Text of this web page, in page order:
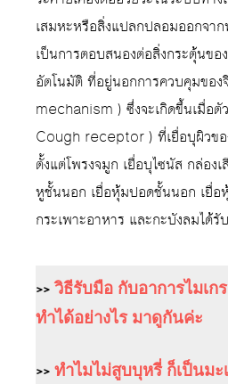
เสมหะหรือสิ่งแปลกปลอมออกจาก
เป็นการตอบสนองต่อสิ่งกระตุ้นขอ
อัตโนมัติ ที่อยู่นอกการควบคุมขอ
mechanism ) ซึ่งจะเกิดขึ้นเมื่อ
Cough receptor ) ที่เยื่อบุผิวขอ
ตั้งแต่โพรงจมูก เยื่อบุไซนัส กล่อง
หูชั้นนอก เยื่อหุ้มปอดชั้นนอก เยื่อ
กระเพาะอาหาร และกะบังลมได้รั
>>วิธีรับมือ กับอาการไมเก
ทำได้อย่างไร มาดูกันค่ะ
>> ทำไมไม่สูบบุหรี่ ก็เป็นมะ